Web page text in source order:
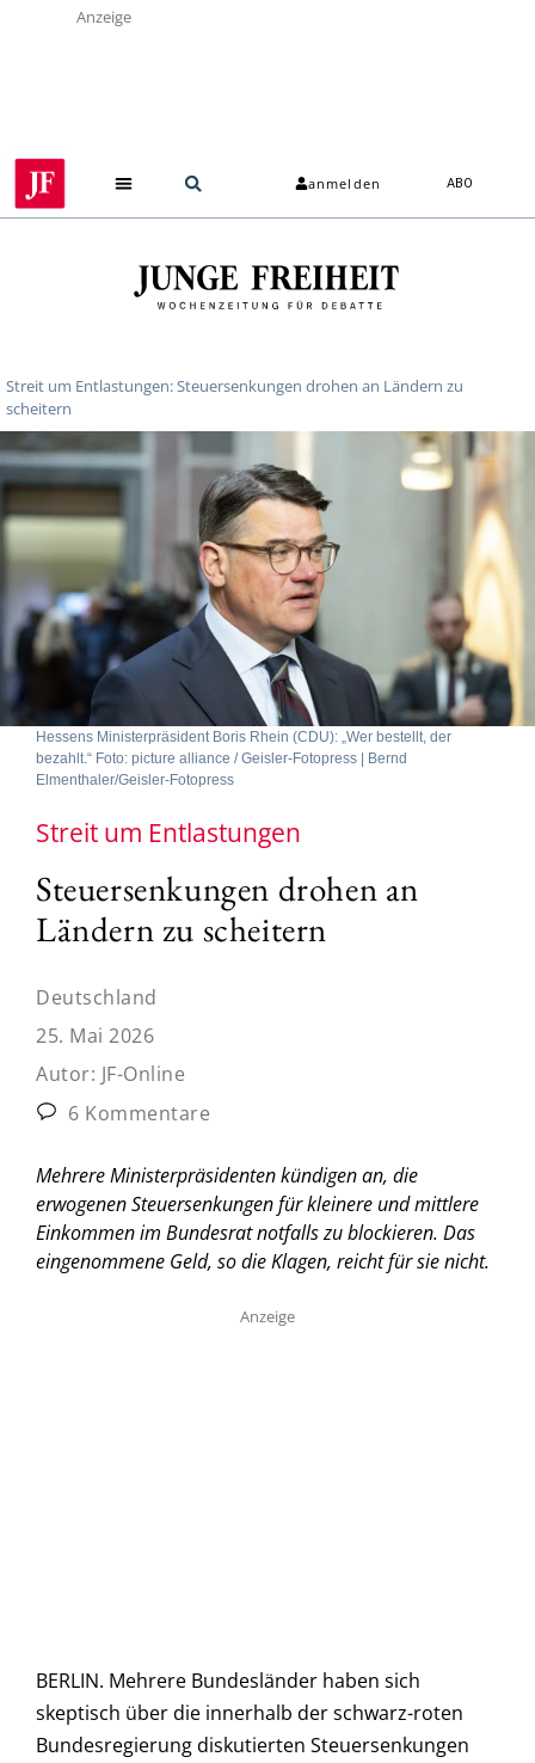
Anzeige
anmelden ABO
Streit um Entlastungen: Steuersenkungen drohen an Ländern zu
scheitern
Hessens Ministerpräsident Boris Rhein (CDU): „Wer bestellt, der
bezahlt.“ Foto: picture alliance / Geisler-Fotopress | Bernd
Elmenthaler/Geisler-Fotopress
Streit um Entlastungen
Steuersenkungen drohen an
Ländern zu scheitern
Deutschland
25. Mai 2026
Autor: JF-Online
6 Kommentare
Mehrere Ministerpräsidenten kündigen an, die
erwogenen Steuersenkungen für kleinere und mittlere
Einkommen im Bundesrat notfalls zu blockieren. Das
eingenommene Geld, so die Klagen, reicht für sie nicht.
Anzeige
BERLIN. Mehrere Bundesländer haben sich
skeptisch über die innerhalb der schwarz-roten
Bundesregierung diskutierten Steuersenkungen